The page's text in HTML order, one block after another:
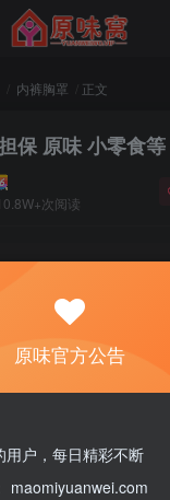
内裤胸罩 正文
保 原味 小零食等
次阅读
登录后继续查看
评分
原味官方公告
户，每日精彩不断
maomiyuanwei.com